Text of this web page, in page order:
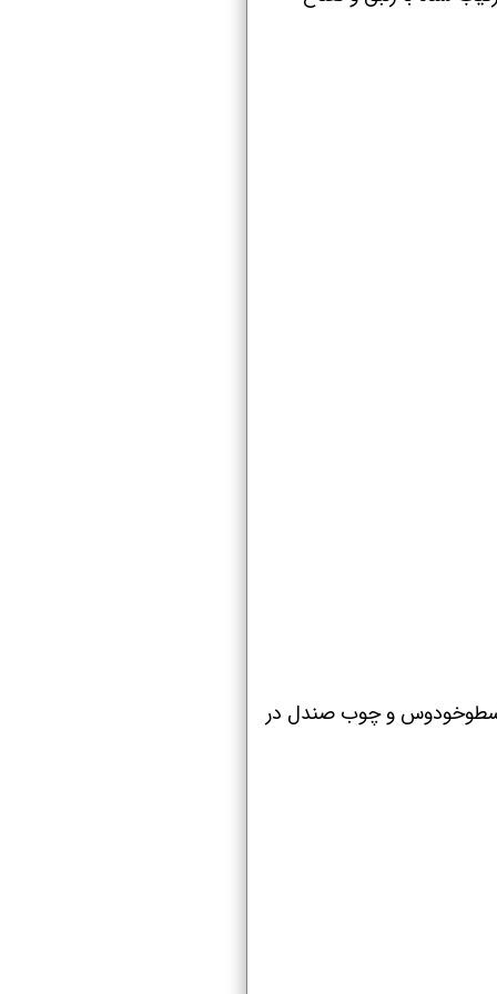
اسطوخودوس و چوب صندل در